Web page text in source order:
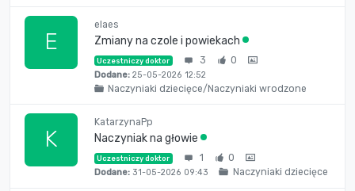
E
elaes
Zmiany na czole i powiekach
Uczestniczy doktor 3 0
Dodane:25-05-2026 12:52
Naczyniaki dziecięce/Naczyniaki wrodzone
K
KatarzynaPp
Naczyniak na głowie
Uczestniczy doktor 1 0
Dodane:31-05-2026 09:43 Naczyniaki dziecięce